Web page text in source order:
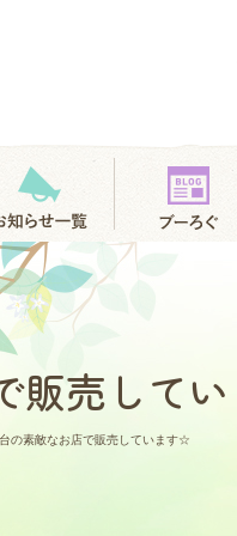
販売して
の素敵なお店で販売しています☆